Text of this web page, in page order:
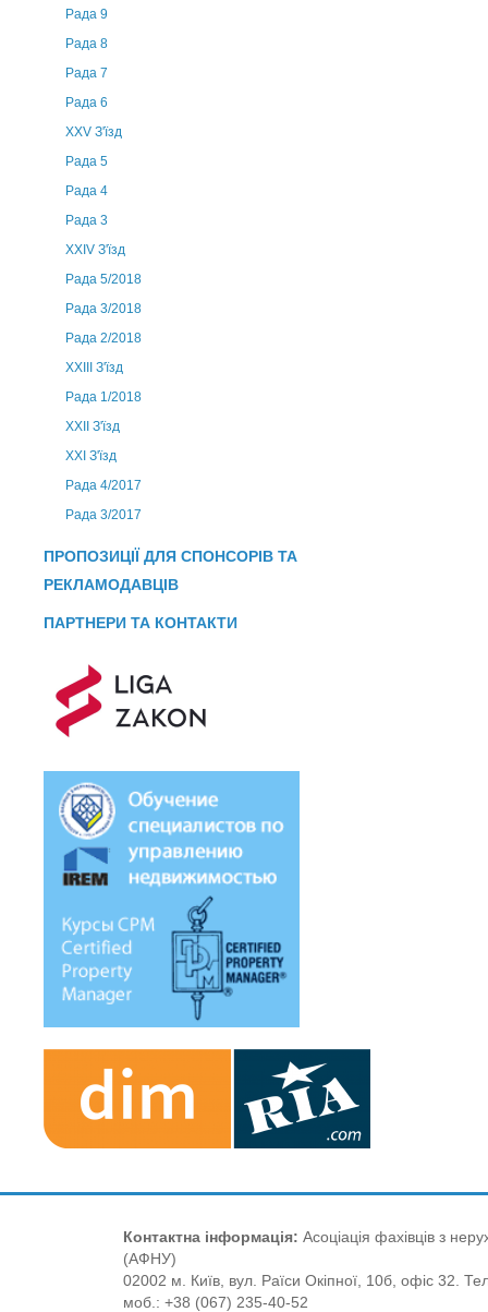
Рада 9
Рада 8
Рада 7
Рада 6
XXV З'їзд
Рада 5
Рада 4
Рада 3
ХХIV З'їзд
Рада 5/2018
Рада 3/2018
Рада 2/2018
XXIII З'їзд
Рада 1/2018
ХХІІ З'їзд
XXI З'їзд
Рада 4/2017
Рада 3/2017
ПРОПОЗИЦІЇ ДЛЯ СПОНСОРІВ ТА
РЕКЛАМОДАВЦІВ
ПАРТНЕРИ ТА КОНТАКТИ
Контактна інформація: Асоціація фахівців з
(АФНУ)
02002 м. Київ, вул. Раїси Окіпної, 10б, офіс 32.
моб.: +38 (067) 235-40-52